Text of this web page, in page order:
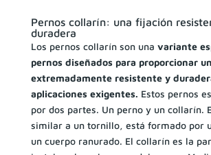
Pernos collarín: una fijación
duradera
Los pernos collarín son una variante
pernos diseñados para proporcionar
extremadamente resistente y
aplicaciones exigentes. Estos pernos
por dos partes. Un perno y un collarín.
similar a un tornillo, está formado por
un cuerpo ranurado. El collarín es la